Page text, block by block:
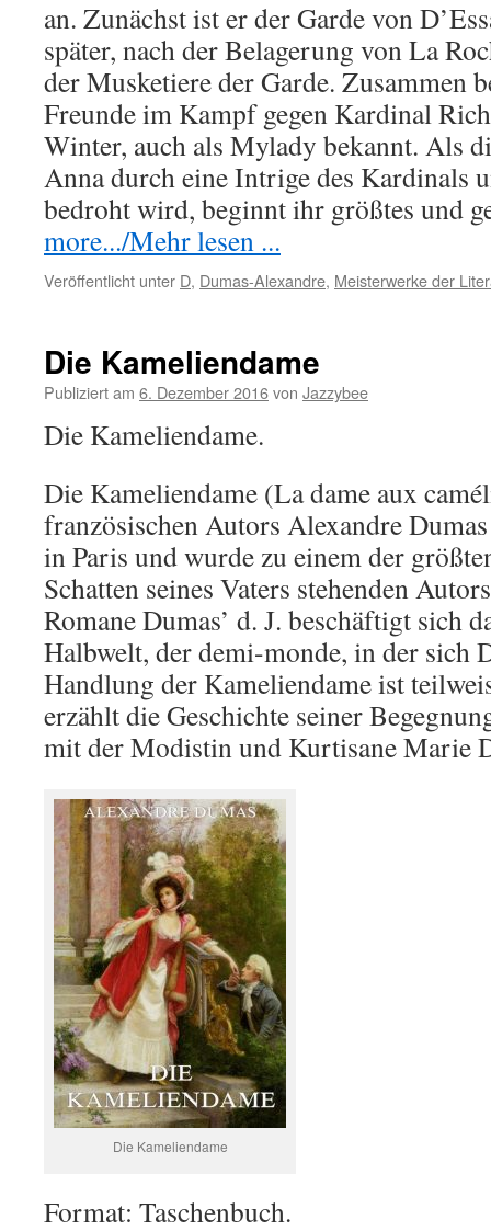
an. Zunächst ist er der Garde von
später, nach der Belagerung von La
der Musketiere der Garde. Zusammen
Freunde im Kampf gegen Kardinal
Winter, auch als Mylady bekannt. Als
Anna durch eine Intrige des Kardinals
bedroht wird, beginnt ihr größtes und
more.../Mehr lesen ...
Veröffentlicht unter D, Dumas-Alexandre, Meisterwerke der
Die Kameliendame
Publiziert am 6. Dezember 2016von Jazzybee
Die Kameliendame.
Die Kameliendame (La dame aux
französischen Autors Alexandre
in Paris und wurde zu einem der
Schatten seines Vaters stehenden
Romane Dumas’ d. J. beschäftigt sich
Halbwelt, der demi-monde, in der sich
Handlung der Kameliendame ist
erzählt die Geschichte seiner
mit der Modistin und Kurtisane Marie
Die Kameliendame
Format: Taschenbuch.